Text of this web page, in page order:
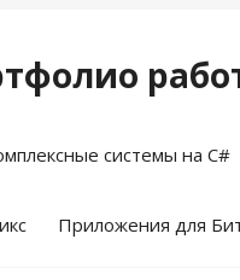
системы на C#
Приложения для